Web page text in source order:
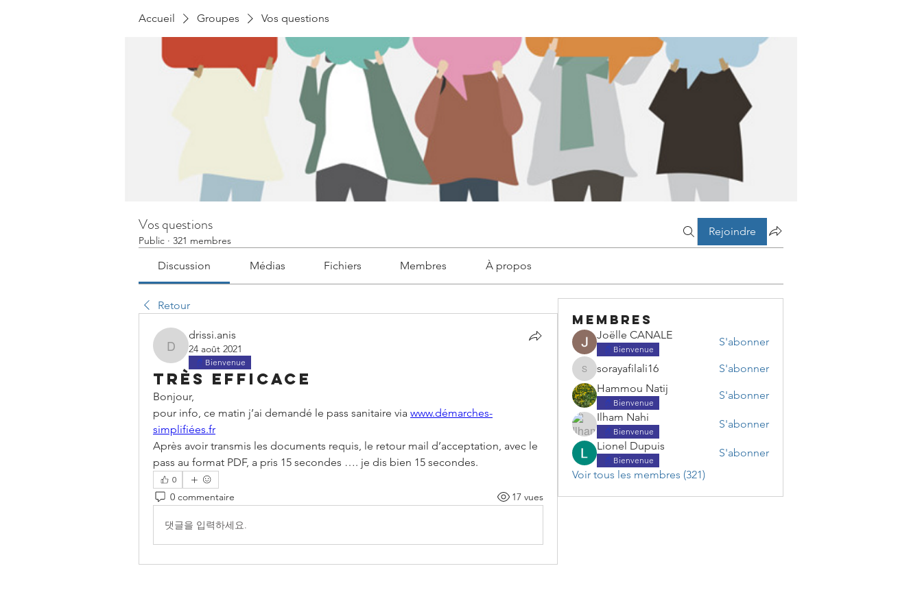
Accueil Groupes Vos questions
Vos questions
Public · 321 membres
Rejoindre
Discussion Médias Fichiers Membres À propos
Retour
drissi.anis
drissi.anis
24 août 2021
Bienvenue
Très efficace
Bonjour,
pour info, ce matin j’ai demandé le pass sanitaire via www.démarches-
simplifiées.fr
Après avoir transmis les documents requis, le retour mail d’acceptation, avec le
pass au format PDF, a pris 15 secondes …. je dis bien 15 secondes.
0
0 commentaire 17 vues
댓글을 입력하세요.
membres
Joëlle CANALE
Bienvenue
S'abonner
sorayafilali16
sorayafilali16
S'abonner
Hammou Natij
Bienvenue
S'abonner
Ilham Nahi
Bienvenue
S'abonner
Lionel Dupuis
Bienvenue
S'abonner
Voir tous les membres (321)